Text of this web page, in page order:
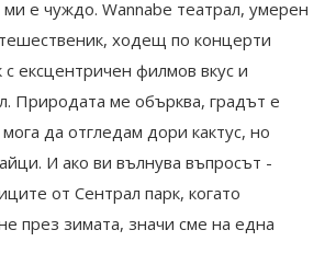
ми е чуждо. Wannabe театрал, умерен
ходещ по концерти
с ексцентричен филмов вкус и
Природата ме обърква, градът е
да отгледам дори кактус, но
И ако ви вълнува въпросът -
от Сентрал парк, когато
през зимата, значи сме на една